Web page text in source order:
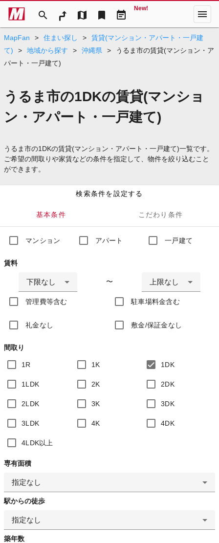
search map bookmark event_note
New! menu
MapFan > 住まい探し >
賃貸(マンション・アパート・一戸建
て)
> 地域から探す > 沖縄県 >
うるま市の賃貸(マンション・ア
パート・一戸建て)
うるま市の1DKの賃貸(マンショ
ン・アパート・一戸建て)
うるま市の1DKの賃貸(マンション・アパート・一戸建て)一覧です。
ご希望の間取りや家賃などの条件を指定して、物件を絞り込むこと
ができます。
検索条件を設定する
基本条件 こだわり条件
マンション アパート 一戸建て
賃料
下限なし 〜 上限なし
管理費等含む 駐車場料金含む
礼金なし 敷金/保証金なし
間取り
1R 1K 1DK
1LDK 2K 2DK
2LDK 3K 3DK
3LDK 4K 4DK
4LDK以上
専有面積
指定なし
駅からの徒歩
指定なし
築年数